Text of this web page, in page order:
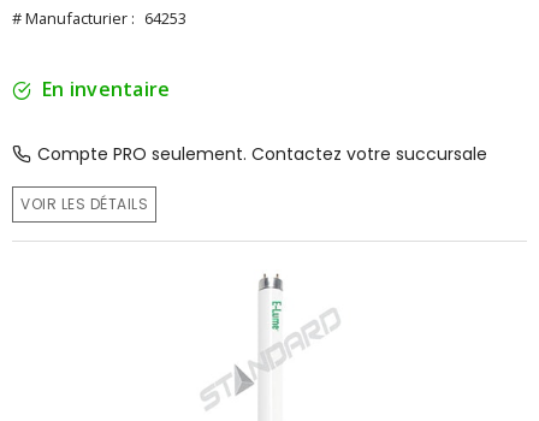
# Manufacturier : 64253
En inventaire
Compte PRO seulement. Contactez votre succursale
VOIR LES DÉTAILS